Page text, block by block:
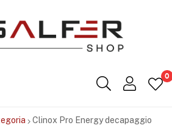
0
Clinox Pro Energy decapaggio